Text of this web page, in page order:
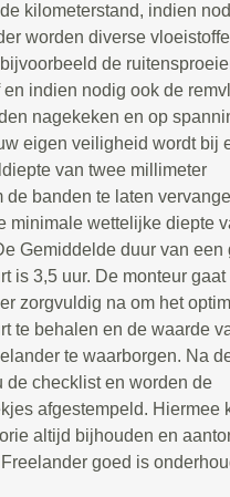
kilometerstand, indien
worden diverse
de
indien nodig ook de
nagekeken en op
eigen veiligheid wordt bij
van twee millimeter
de banden te laten
minimale wettelijke diepte
Gemiddelde duur van een
is 3,5 uur. De monteur gaat
zorgvuldig na om het
te behalen en de waarde
te waarborgen. Na
de checklist en worden de
afgestempeld. Hiermee
altijd bijhouden en
goed is